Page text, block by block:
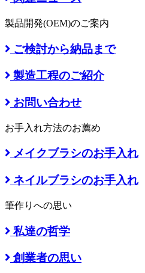
製品開発(OEM)のご案内
ご検討から納品まで
製造工程のご紹介
お問い合わせ
お手入れ方法のお薦め
メイクブラシのお手入れ
ネイルブラシのお手入れ
筆作りへの思い
私達の哲学
創業者の思い